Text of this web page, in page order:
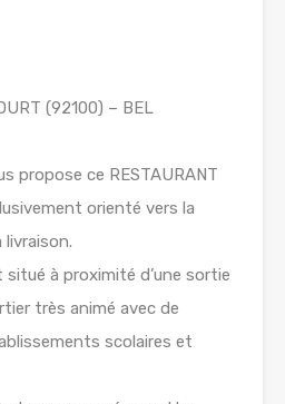
(92100) – BEL
propose ce RESTAURANT
orienté vers la
à proximité d’une sortie
très animé avec de
scolaires et